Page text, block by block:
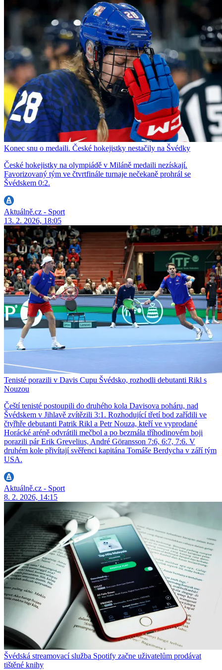
Konec snu o medaili. České hokejistky nestačily na Švédky
České hokejistky na olympiádě v Miláně medaili nezískají.
Favorizovaný tým ve čtvrtfinále turnaje nečekaně prohrál se
Švédskem 0:2.
Aktuálně.cz - Sport
13. 2. 2026, 18:05
Tenisté porazili v Davis Cupu Švédsko, rozhodli debutanti Rikl s
Nouzou
Čeští tenisté postoupili do druhého kola Davisova poháru, nad
Švédskem v Jihlavě zvítězili 3:1. Rozhodující třetí bod zařídili ve
čtyřhře debutanti Patrik Rikl a Petr Nouza, kteří ve vyprodané
Horácké aréně odvrátili mečbol a po bezmála tříhodinovém boji
porazili pár Erik Grevelius, André Göransson 7:6, 6:7, 7:6. V
druhém kole přivítají svěřenci kapitána Tomáše Berdycha v září tým
USA.
Aktuálně.cz - Sport
8. 2. 2026, 14:15
Švédská streamovací služba Spotify začne uživatelům prodávat
tištěné knihy